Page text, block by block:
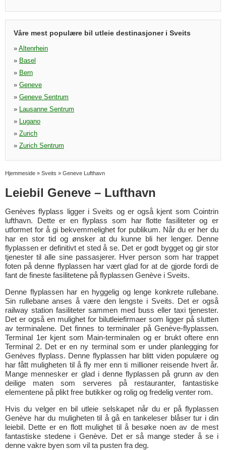
Våre mest populære bil utleie destinasjoner i Sveits
» Altenrhein
» Basel
» Bern
» Geneve
» Geneve Sentrum
» Lausanne Sentrum
» Lugano
» Zurich
» Zurich Sentrum
Hjemmeside » Sveits » Geneve Lufthavn
Leiebil Geneve – Lufthavn
Genèves flyplass ligger i Sveits og er også kjent som Cointrin
lufthavn. Dette er en flyplass som har flotte fasiliteter og er
utformet for å gi bekvemmelighet for publikum. Når du er her du
har en stor tid og ønsker at du kunne bli her lenger. Denne
flyplassen er definitivt et sted å se. Det er godt bygget og gir stor
tjenester til alle sine passasjerer. Hver person som har trappet
foten på denne flyplassen har vært glad for at de gjorde fordi de
fant de fineste fasilitetene på flyplassen Genève i Sveits.
Denne flyplassen har en hyggelig og lenge konkrete rullebane.
Sin rullebane anses å være den lengste i Sveits. Det er også
railway station fasiliteter sammen med buss eller taxi tjenester.
Det er også en mulighet for bilutleiefirmaer som ligger på slutten
av terminalene. Det finnes to terminaler på Genève-flyplassen.
Terminal 1er kjent som Main-terminalen og er brukt oftere enn
Terminal 2. Det er en ny terminal som er under planlegging for
Genèves flyplass. Denne flyplassen har blitt viden populære og
har fått muligheten til å fly mer enn ti millioner reisende hvert år.
Mange mennesker er glad i denne flyplassen på grunn av den
deilige maten som serveres på restauranter, fantastiske
elementene på plikt free butikker og rolig og fredelig venter rom.
Hvis du velger en bil utleie selskapet når du er på flyplassen
Genève har du muligheten til å gå en tankeleser blåser tur i din
leiebil. Dette er en flott mulighet til å besøke noen av de mest
fantastiske stedene i Genève. Det er så mange steder å se i
denne vakre byen som vil ta pusten fra deg.